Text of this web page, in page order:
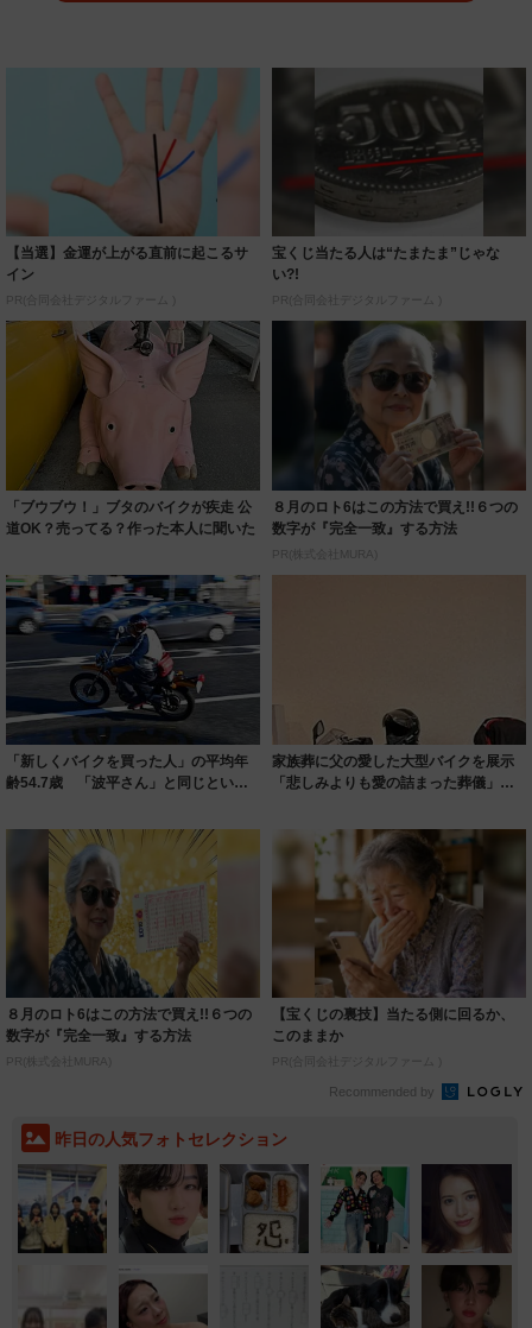
【当選】金運が上がる直前に起こるサ
イン
PR(合同会社デジタルファーム )
宝くじ当たる人は“たまたま”じゃな
い?!
PR(合同会社デジタルファーム )
「ブウブウ！」ブタのバイクが疾走 公
道OK？売ってる？作った本人に聞いた
８月のロト6はこの方法で買え!!６つの
数字が『完全一致』する方法
PR(株式会社MURA)
「新しくバイクを買った人」の平均年
齢54.7歳 「波平さん」と同じという
家族葬に父の愛した大型バイクを展示
「悲しみよりも愛の詰まった葬儀」…
８月のロト6はこの方法で買え!!６つの
数字が『完全一致』する方法
PR(株式会社MURA)
【宝くじの裏技】当たる側に回るか、
このままか
PR(合同会社デジタルファーム )
Recommended by
昨日の人気フォトセレクション